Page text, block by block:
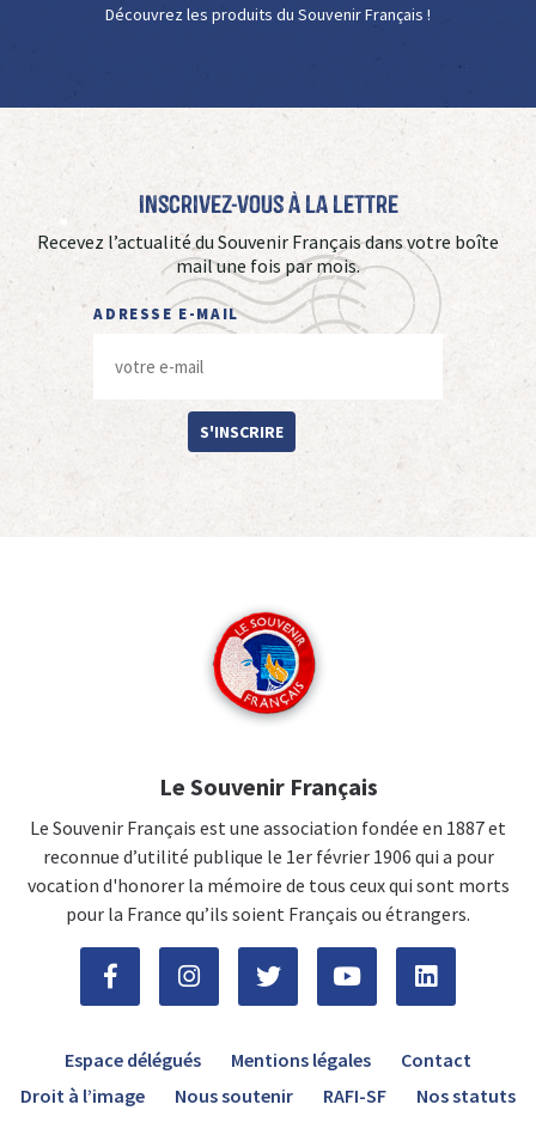
Découvrez les produits du Souvenir Français !
Inscrivez-vous à La Lettre
Recevez l’actualité du Souvenir Français dans votre boîte
mail une fois par mois.
ADRESSE E-MAIL
S'INSCRIRE
Le Souvenir Français
Le Souvenir Français est une association fondée en 1887 et
reconnue d’utilité publique le 1er février 1906 qui a pour
vocation d'honorer la mémoire de tous ceux qui sont morts
pour la France qu’ils soient Français ou étrangers.
Espace délégués Mentions légales
Contact
Droit à l’image
Nous soutenir RAFI-SF Nos statuts